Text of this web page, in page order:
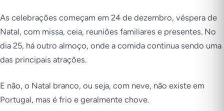
As celebrações começam em 24 de dezembro, véspera de
Natal, com missa, ceia, reuniões familiares e presentes. No
dia 25, há outro almoço, onde a comida continua sendo uma
das principais atrações.
E não, o Natal branco, ou seja, com neve, não existe em
Portugal, mas é frio e geralmente chove.